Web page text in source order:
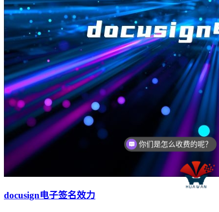
docusign电子签名效力
你们是怎么收费的呢？
现在有优惠活动么？